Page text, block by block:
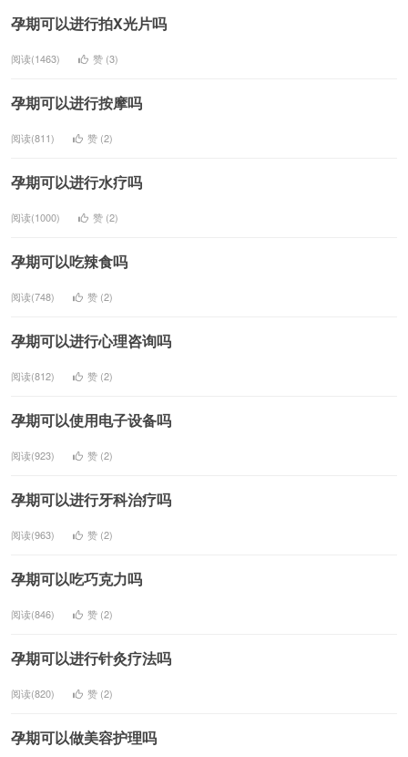
孕期可以进行拍X光片吗
阅读(1463) 赞 (3)
孕期可以进行按摩吗
阅读(811) 赞 (2)
孕期可以进行水疗吗
阅读(1000) 赞 (2)
孕期可以吃辣食吗
阅读(748) 赞 (2)
孕期可以进行心理咨询吗
阅读(812) 赞 (2)
孕期可以使用电子设备吗
阅读(923) 赞 (2)
孕期可以进行牙科治疗吗
阅读(963) 赞 (2)
孕期可以吃巧克力吗
阅读(846) 赞 (2)
孕期可以进行针灸疗法吗
阅读(820) 赞 (2)
孕期可以做美容护理吗